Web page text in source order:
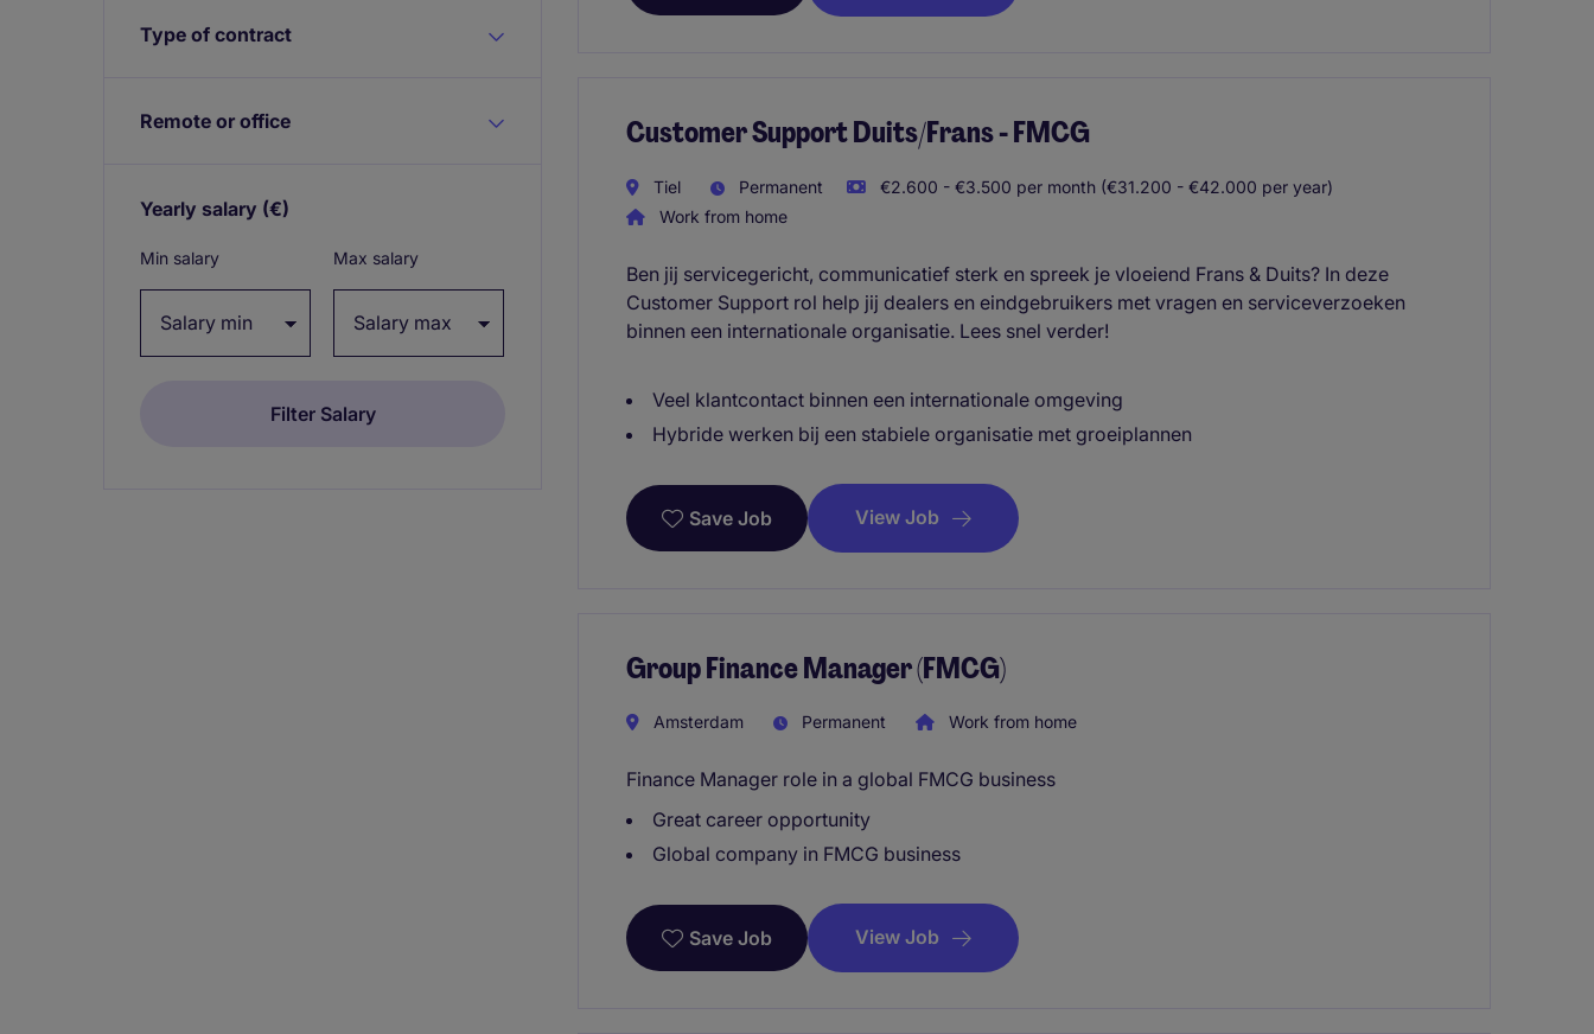
Type of contract
Remote or office
Yearly salary (€)
Min salary Max salary
Customer Support Duits/Frans - FMCG
Tiel Permanent
€2.600 - €3.500 per month (€31.200 - €42.000 per year)
Work from home
Ben jij servicegericht, communicatief sterk en spreek je vloeiend Frans & Duits? In deze
Customer Support rol help jij dealers en eindgebruikers met vragen en serviceverzoeken
binnen een internationale organisatie. Lees snel verder!
Veel klantcontact binnen een internationale omgeving
Hybride werken bij een stabiele organisatie met groeiplannen
Save Job View Job
Group Finance Manager (FMCG)
Amsterdam Permanent Work from home
Finance Manager role in a global FMCG business
Great career opportunity
Global company in FMCG business
Save Job View Job